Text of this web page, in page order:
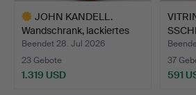
JOHN KANDELL.
Wandschrank, lackiertes
Holz…
Beendet 28. Jul 2026
23 Gebote
1.319 USD
37
591